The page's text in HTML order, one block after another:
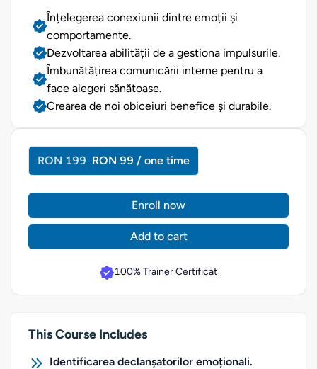
Înțelegerea conexiunii dintre emoții și
comportamente.
Dezvoltarea abilității de a gestiona impulsurile.
Îmbunătățirea comunicării interne pentru a
face alegeri sănătoase.
Crearea de noi obiceiuri benefice și durabile.
RON 199 RON 99 / one time
Enroll now
Add to cart
100% Trainer Certificat
This Course Includes
Identificarea declanșatorilor emoționali.